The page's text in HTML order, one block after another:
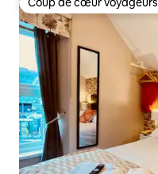
Coup de cœur voyageurs